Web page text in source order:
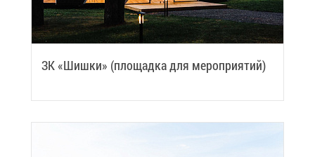
ЗК «Шиш­ки» (пло­щад­ка для ме­ро­при­я­тий)